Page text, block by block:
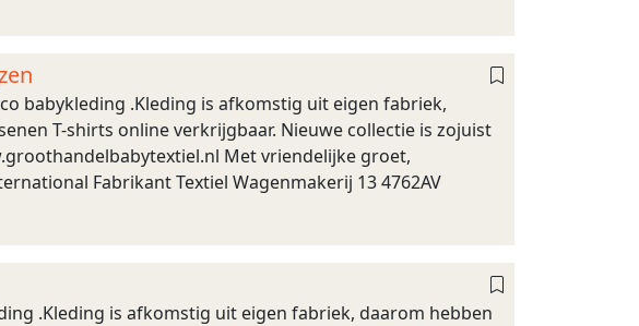
babykleding .Kleding is afkomstig uit eigen fabriek,
T-shirts online verkrijgbaar. Nieuwe collectie is zojuist
Met vriendelijke groet,
Fabrikant Textiel Wagenmakerij 13 4762AV
.Kleding is afkomstig uit eigen fabriek, daarom hebben